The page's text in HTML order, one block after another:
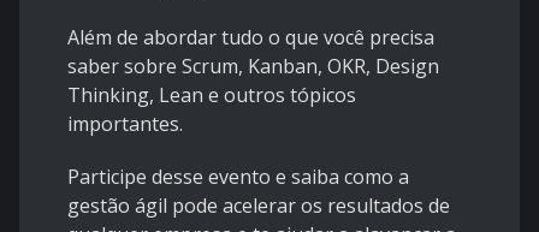
Além de abordar tudo o que você precisa
saber sobre Scrum, Kanban, OKR, Design
Thinking, Lean e outros tópicos
importantes.
Participe desse evento e saiba como a
gestão ágil pode acelerar os resultados de